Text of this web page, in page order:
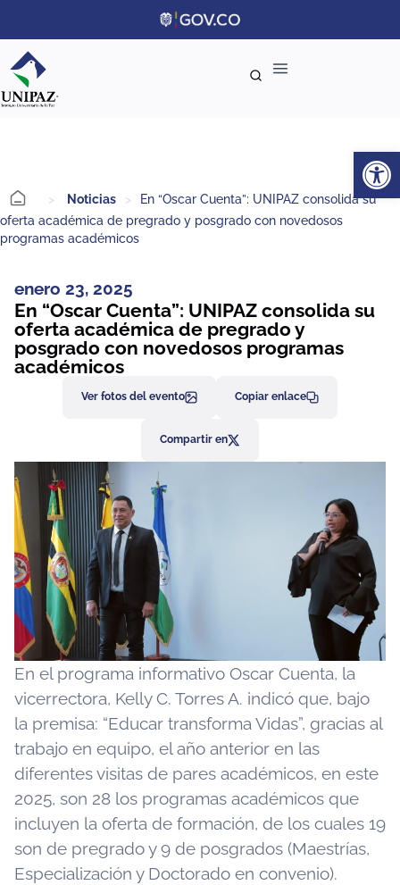
> Noticias >
En “Oscar Cuenta”: UNIPAZ consolida su
oferta académica de pregrado y posgrado con novedosos
programas académicos
enero 23, 2025
En “Oscar Cuenta”: UNIPAZ consolida su
oferta académica de pregrado y
posgrado con novedosos programas
académicos
Ver fotos del evento Copiar enlace
Compartir en
En el programa informativo Oscar Cuenta, la
vicerrectora, Kelly C. Torres A. indicó que, bajo
la premisa: “Educar transforma Vidas”, gracias al
trabajo en equipo, el año anterior en las
diferentes visitas de pares académicos, en este
2025, son 28 los programas académicos que
incluyen la oferta de formación, de los cuales 19
son de pregrado y 9 de posgrados (Maestrías,
Especialización y Doctorado en convenio).